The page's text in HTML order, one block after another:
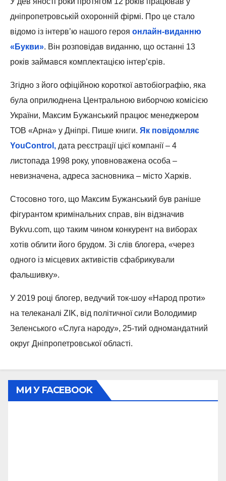
дніпропетровській охоронній фірмі. Про це стало
відомо із інтерв’ю нашого героя онлайн-виданню
«Букви». Він розповідав виданню, що останні 13
років займався комплектацією інтер’єрів.
Згідно з його офіційною короткої автобіографію, яка
була оприлюднена Центральною виборчою комісією
України, Максим Бужанський працює менеджером
ТОВ «Арна» у Дніпрі. Пише книги. Як повідомляє
YouControl, дата реєстрації цієї компанії – 4
листопада 1998 року, уповноважена особа –
невизначена, адреса засновника – місто Харків.
Стосовно того, що Максим Бужанський був раніше
фігурантом кримінальних справ, він відзначив
Bykvu.com, що таким чином конкурент на виборах
хотів облити його брудом. Зі слів блогера, «через
одного із місцевих активістів сфабрикували
фальшивку».
У 2019 році блогер, ведучий ток-шоу «Народ проти»
на телеканалі ZIK, від політичної сили Володимир
Зеленського «Слуга народу», 25-тий одномандатний
округ Дніпропетровської області.
МИ У FACEBOOK